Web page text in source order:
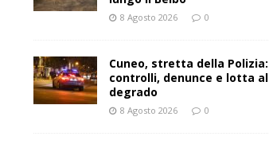
8 Agosto 2026 0
Cuneo, stretta della Polizia:
controlli, denunce e lotta al
degrado
8 Agosto 2026 0